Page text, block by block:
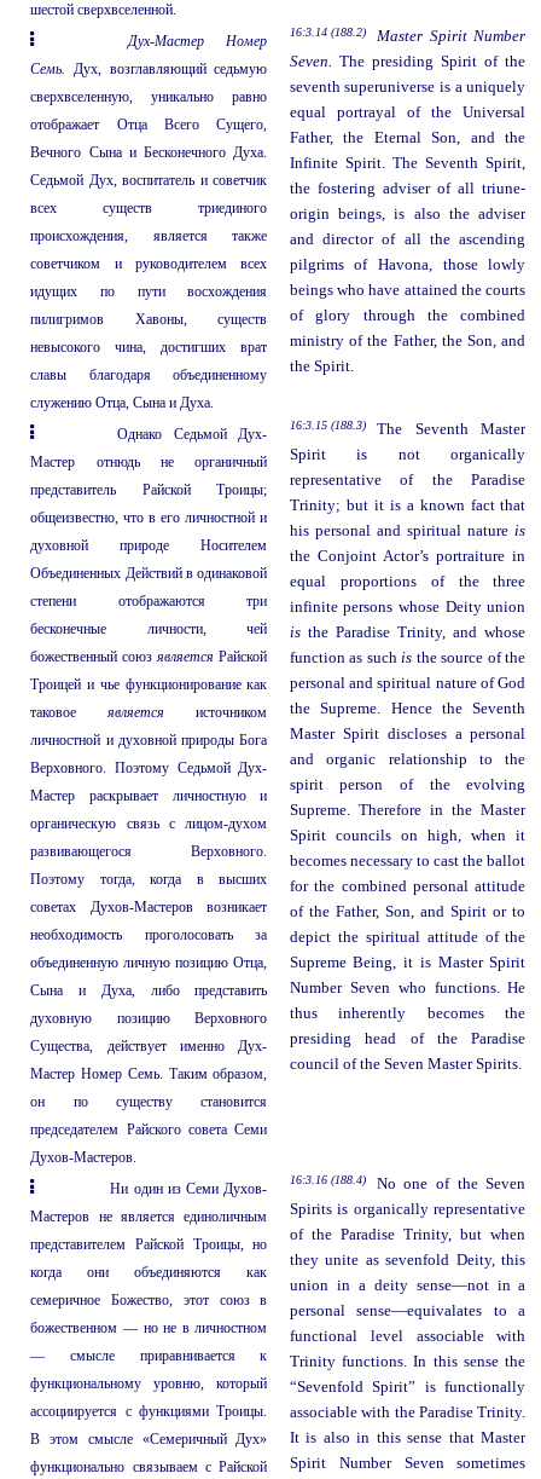
шестой сверхвселенной.
Дух-Мастер Номер
Семь. Дух, возглавляющий седьмую
сверхвселенную, уникально равно
отображает Отца Всего Сущего,
Вечного Сына и Бесконечного Духа.
Седьмой Дух, воспитатель и советчик
всех существ триединого
происхождения, является также
советчиком и руководителем всех
идущих по пути восхождения
пилигримов Хавоны, существ
невысокого чина, достигших врат
славы благодаря объединенному
служению Отца, Сына и Духа.
16:3.14 (188.2)
Master Spirit Number
Seven. The presiding Spirit of the
seventh superuniverse is a uniquely
equal portrayal of the Universal
Father, the Eternal Son, and the
Infinite Spirit. The Seventh Spirit,
the fostering adviser of all triune-
origin beings, is also the adviser
and director of all the ascending
pilgrims of Havona, those lowly
beings who have attained the courts
of glory through the combined
ministry of the Father, the Son, and
the Spirit.
Однако Седьмой Дух-
Мастер отнюдь не органичный
представитель Райской Троицы;
общеизвестно, что в его личностной и
духовной природе Носителем
Объединенных Действий в одинаковой
степени отображаются три
бесконечные личности, чей
божественный союзявляется Райской
Троицей и чье функционирование как
таковоеявляется источником
личностной и духовной природы Бога
Верховного. Поэтому Седьмой Дух-
Мастер раскрывает личностную и
органическую связь с лицом-духом
развивающегося Верховного.
Поэтому тогда, когда в высших
советах Духов-Мастеров возникает
необходимость проголосовать за
объединенную личную позицию Отца,
Сына и Духа, либо представить
духовную позицию Верховного
Существа, действует именно Дух-
Мастер Номер Семь. Таким образом,
он по существу становится
председателем Райского совета Семи
Духов-Мастеров.
16:3.15 (188.3)
The Seventh Master
Spirit is not organically
representative of the Paradise
Trinity; but it is a known fact that
his personal and spiritual natureis
the Conjoint Actor’s portraiture in
equal proportions of the three
infinite persons whose Deity union
isthe Paradise Trinity, and whose
function as suchis the source of the
personal and spiritual nature of God
the Supreme. Hence the Seventh
Master Spirit discloses a personal
and organic relationship to the
spirit person of the evolving
Supreme. Therefore in the Master
Spirit councils on high, when it
becomes necessary to cast the ballot
for the combined personal attitude
of the Father, Son, and Spirit or to
depict the spiritual attitude of the
Supreme Being, it is Master Spirit
Number Seven who functions. He
thus inherently becomes the
presiding head of the Paradise
council of the Seven Master Spirits.
Ни один из Семи Духов-
Мастеров не является единоличным
представителем Райской Троицы, но
когда они объединяются как
семеричное Божество, этот союз в
божественном — но не в личностном
— смысле приравнивается к
функциональному уровню, который
ассоциируется с функциями Троицы.
В этом смысле «Семеричный Дух»
функционально связываем с Райской
16:3.16 (188.4)
No one of the Seven
Spirits is organically representative
of the Paradise Trinity, but when
they unite as sevenfold Deity, this
union in a deity sense—not in a
personal sense—equivalates to a
functional level associable with
Trinity functions. In this sense the
“Sevenfold Spirit” is functionally
associable with the Paradise Trinity.
It is also in this sense that Master
Spirit Number Seven sometimes